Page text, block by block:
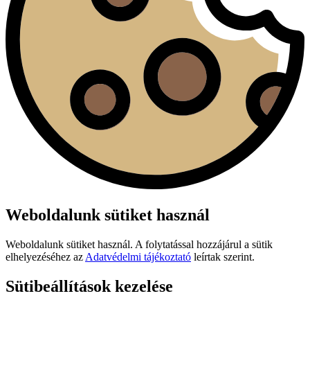
Weboldalunk sütiket használ
Weboldalunk sütiket használ. A folytatással hozzájárul a sütik
elhelyezéséhez az Adatvédelmi tájékoztató leírtak szerint.
Sütibeállítások kezelése